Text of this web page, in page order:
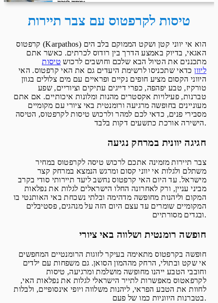
מחיר לאדם
טיסת שכר
טיסות לקרפטוס עם צבר תיירות
קרפטוס (Karpathos) הוא אי יווני קטן ושקט הממוקם בלב הים
האגאי, בדיוק באמצע הדרך בין רודוס לכרתים. כאשר אתם
מתכננים את הטיול הבא שלכם וחושבים לרכוש טיסות
ליווןכדאי שתכניסו לרשימת היעדים גם את האי קרפטוס. האי
היווני הקסום מציע חופים נקיים ופראיים עם מים צלולים בגוון
טורקיז, טבע יפהפה, כפרי דייגים עתיקים וציוריים, שפע
טברנות, פעילויות אקסטרים מהנות ומלונות איכותיים. אם אתם
מעוניינים בחופשה מרגיעה ורומנטית באי ציורי עם מקומיים
מסבירי פנים, כדאי לכם למהר ולרכוש טיסות לקרפטוס, הטיסה
הישירה אורכת כתשעים דקות בלבד.
חגיגה יוונית במרחק נגיעה
צבר תיירות מזמינה אתכם לרכוש טיסה לקרפטוס במחיר
משתלם ולגלות אי יווני קסום ומרגש הנמצא במרחק קצר
מישראל. עד היום האי קרפטוס נחשב ליעד תיירותי סודי בקרב
מביני עניין, ורק לאחרונה החלו הישראלים לגלות את נפלאות
המקום וליהנות מחופשה מדהימה ובלתי נשכחת באי האותנטי בו
המקומיים שומרים עד עצם היום הזה על מנהגים, פסטיבלים
ובגדים מסורתיים.
חופשה רומנטית ושלווה באי ציורי
חופשה בקרפטוס מתאימה בעיקר לזוגות הרומנטיים המחפשים
אי שקט ובתולי, הרחק מההמון הסואן. גם משפחות עם ילדים
וחובבי הטבע ייהנו מחופשה מושלמת ומרגיעה, טיסות
לקרפאטוס מאפשרות לתייר הישראלי לגלות את נפלאות האי,
לחוות את הטבע הפראי, ליהנות משלווה ויופי אינסופיים, ולבלות
בטברנות היווניות כמו של פעם.